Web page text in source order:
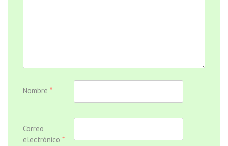
Nombre *
Correo
electrónico *